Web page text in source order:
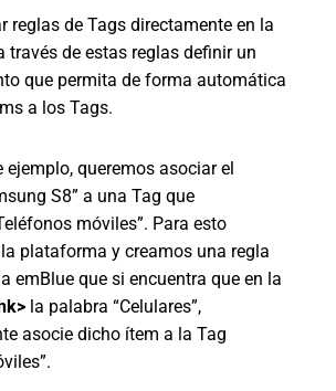
reglas de Tags directamente en la
través de estas reglas definir un
que permita de forma automática
a los Tags.
ejemplo, queremos asociar el
S8” a una Tag que
móviles”. Para esto
plataforma y creamos una regla
emBlue que si encuentra que en la
la palabra “Celulares”,
asocie dicho ítem a la Tag